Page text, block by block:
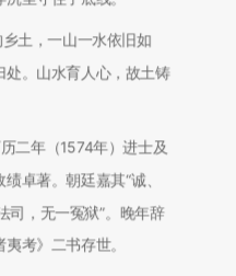
土，一山一水依旧如
。山水育人心，故土铸
二年（1574年）进士及
卓著。朝廷嘉其“诚、
司，无一冤狱”。晚年辞
考》二书存世。